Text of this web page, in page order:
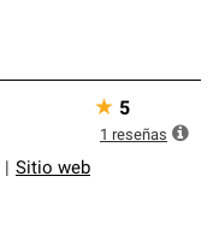
Sitio web
★ 5
1 reseñas